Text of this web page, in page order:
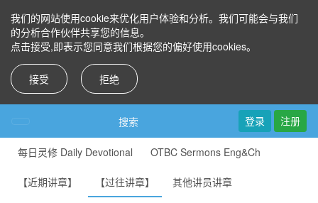
我们的网站使用cookie来优化用户体验和分析。我们可能会与我们
的分析合作伙伴共享您的信息。
点击接受,即表示您同意我们根据您的偏好使用cookies。
接受 拒绝
搜索 登录 注册
每日灵修 Daily Devotional OTBC Sermons Eng&Ch
【近期讲章】 【过往讲章】 其他讲员讲章